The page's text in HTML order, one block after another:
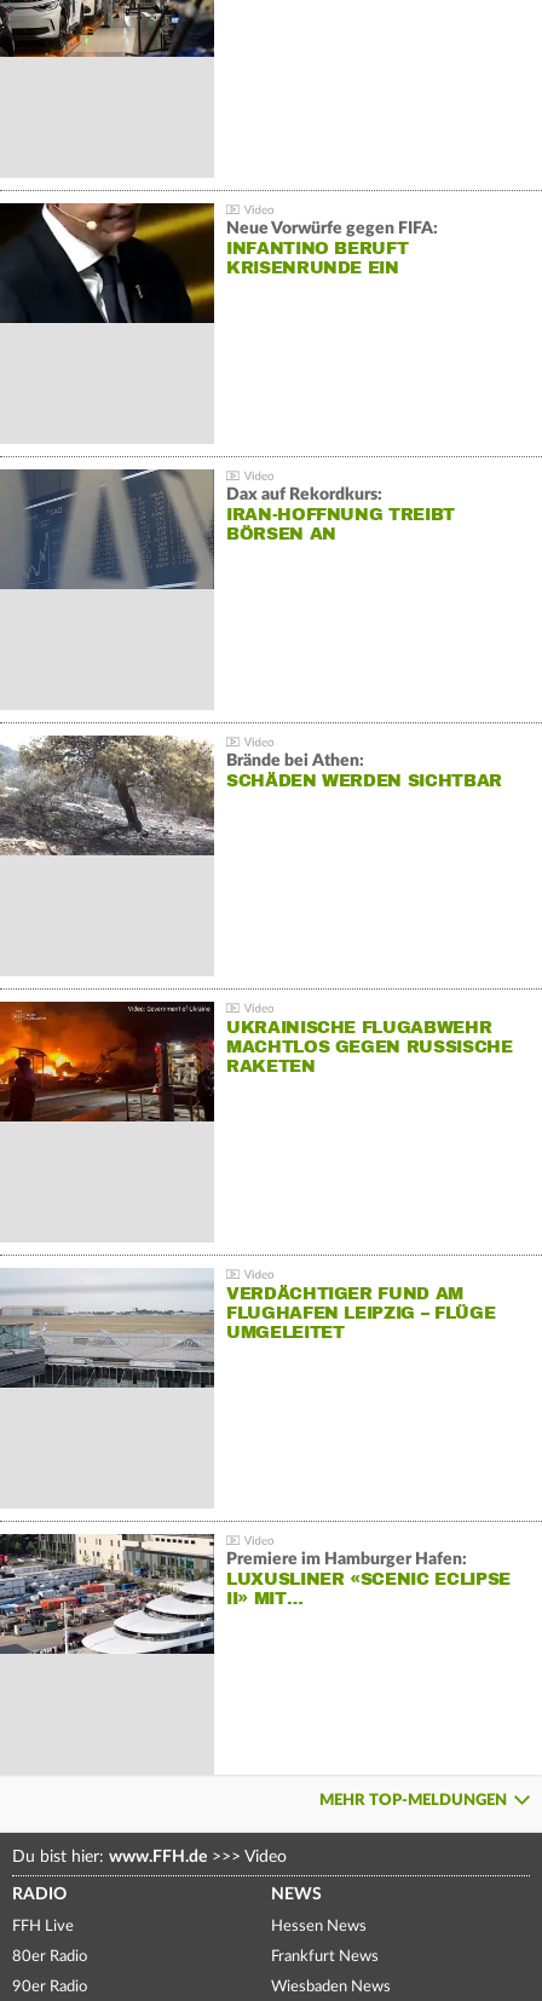
Neue Vorwürfe gegen FIFA:
INFANTINO BERUFT
KRISENRUNDE EIN
Dax auf Rekordkurs:
IRAN-HOFFNUNG TREIBT
BÖRSEN AN
Brände bei Athen:
SCHÄDEN WERDEN SICHTBAR
UKRAINISCHE FLUGABWEHR
MACHTLOS GEGEN RUSSISCHE
RAKETEN
VERDÄCHTIGER FUND AM
FLUGHAFEN LEIPZIG – FLÜGE
UMGELEITET
Premiere im Hamburger Hafen:
LUXUSLINER «SCENIC ECLIPSE
II» MIT…
MEHR TOP-MELDUNGEN
Du bist hier: www.FFH.de >>> Video
RADIO
FFH Live
80er Radio
90er Radio
NEWS
Hessen News
Frankfurt News
Wiesbaden News